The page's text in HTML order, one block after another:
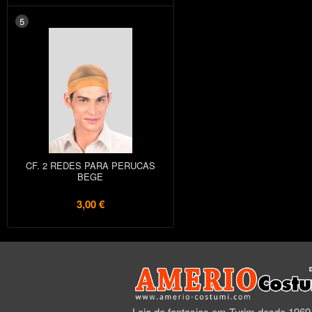
5
CF. 2 REDES PARA PERUCAS
BEGE
3,00 €